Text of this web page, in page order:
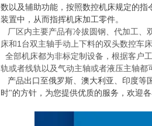
数以及辅助功能，按照数控机床规定的
装置中，从而指挥机床加工零件。
厂区内主要产品有冷拔圆钢、代加工、
床和1 台双主轴手动上下料的双头数控车床
全部机床都为非标定制设备，根据客户
轨或者线轨以及气动主轴或者液压主轴都
产品出口至俄罗斯、澳大利亚、印度等
时"的方针，为您提供优质的服务，欢迎